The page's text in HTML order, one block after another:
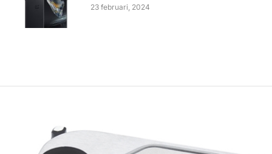
23 februari, 2024